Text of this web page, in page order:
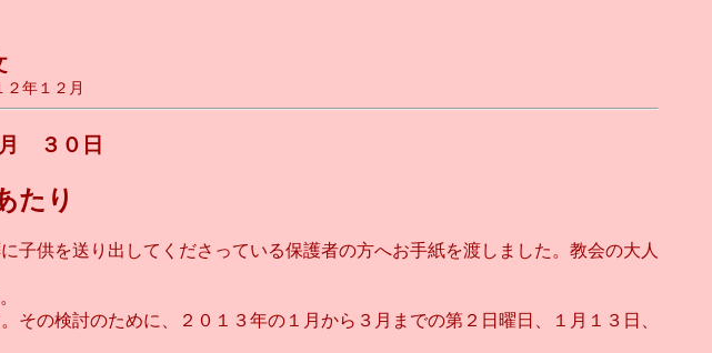
年１２月
３０日
たり
供を送り出してくださっている保護者の方へお手紙を渡しました。教会の大人
の検討のために、２０１３年の１月から３月までの第２日曜日、１月１３日、